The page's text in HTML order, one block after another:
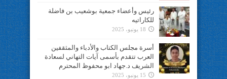
رئيس وأعضاء جمعية بوشعيب بن فاضلة
للكاراتيه
18 يونيو، 2025
أسرة مجلس الكتاب والأدباء والمثقفين
العرب تتقدم بأسمى آيات التهاني لسعادة
الشريف د.جهاد ابو محفوظ المحترم
15 يونيو، 2025